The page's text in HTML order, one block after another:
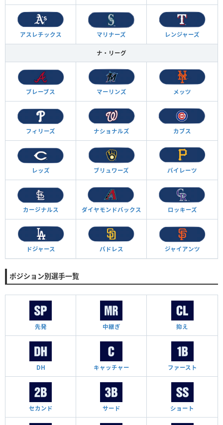
アスレチックス マリナーズ レンジャーズ
ナ・リーグ
ブレーブス マーリンズ メッツ
フィリーズ ナショナルズ カブス
レッズ ブリュワーズ パイレーツ
カージナルス ダイヤモンドバックス ロッキーズ
ドジャース パドレス ジャイアンツ
ポジション別選手一覧
先発 中継ぎ 抑え
DH キャッチャー ファースト
セカンド サード ショート